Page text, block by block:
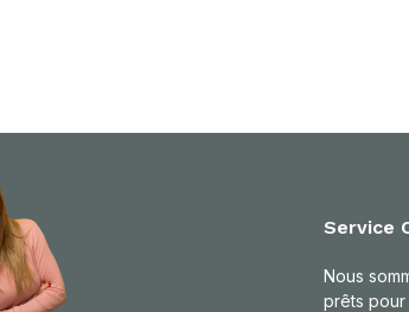
Service
Nous
prêts pour